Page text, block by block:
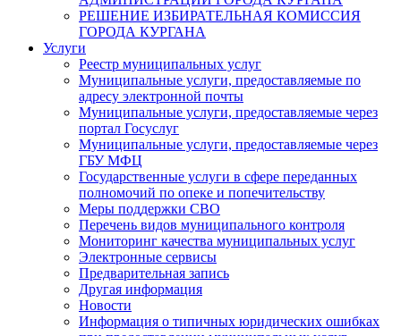
РЕШЕНИЕ ИЗБИРАТЕЛЬНАЯ КОМИССИЯ
ГОРОДА КУРГАНА
Услуги
Реестр муниципальных услуг
Муниципальные услуги, предоставляемые по
адресу электронной почты
Муниципальные услуги, предоставляемые через
портал Госуслуг
Муниципальные услуги, предоставляемые через
ГБУ МФЦ
Государственные услуги в сфере переданных
полномочий по опеке и попечительству
Меры поддержки СВО
Перечень видов муниципального контроля
Мониторинг качества муниципальных услуг
Электронные сервисы
Предварительная запись
Другая информация
Новости
Информация о типичных юридических ошибках